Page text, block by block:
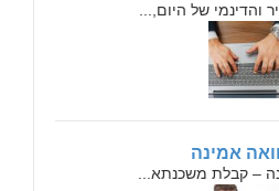
והדינמי של היום,...
אמינה
– קבלת משכנתא...